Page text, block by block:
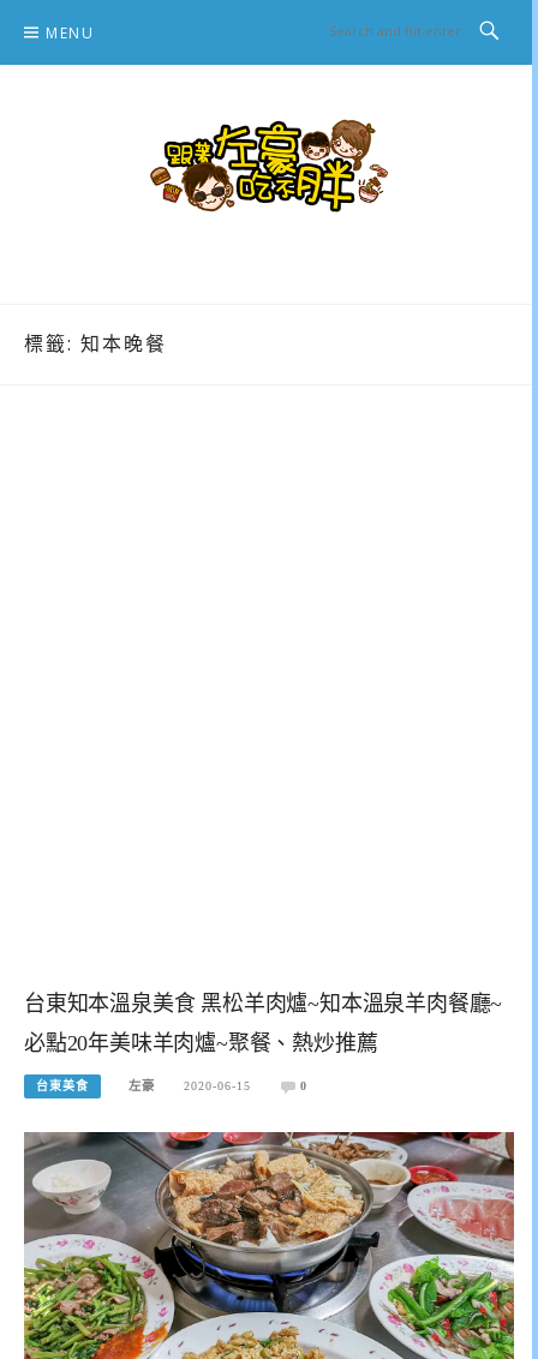
content
MENU
標籤: 知本晚餐
台東知本溫泉美食 黑松羊肉爐~知本溫泉羊肉餐廳~
必點20年美味羊肉爐~聚餐、熱炒推薦
台東美食 左豪 2020-06-15 0